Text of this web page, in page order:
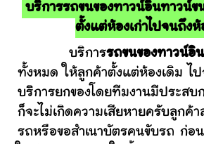
บริการรถขนของทาวน์อินทาวน์ข
ตั้งแต่ห้องเก่าไปจนถึงห้
บริการรถขนของทาวน์อิ
ทั้งหมด ให้ลูกค้าตั้งแต่ห้องเดิม ไ
บริการยกของโดยทีมงานมีประสบ
ก็จะไม่เกิดความเสียหายครับลูกค้
รถหรือขอสำเนาบัตรคนขับรถ ก่อน